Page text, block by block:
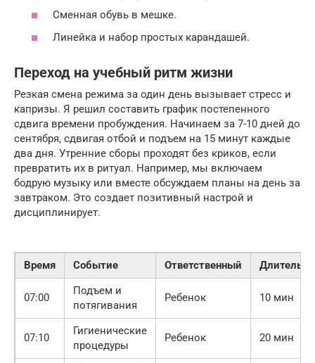
Сменная обувь в мешке.
Линейка и набор простых карандашей.
Переход на учебный ритм жизни
Резкая смена режима за один день вызывает стресс и
капризы. Я решил составить график постепенного
сдвига времени пробуждения. Начинаем за 7-10 дней до
сентября, сдвигая отбой и подъем на 15 минут каждые
два дня. Утренние сборы проходят без криков, если
превратить их в ритуал. Например, мы включаем
бодрую музыку или вместе обсуждаем планы на день за
завтраком. Это создает позитивный настрой и
дисциплинирует.
Время Событие Ответственный
07:00
Подъем и
потягивания
Ребенок 10 мин
07:10
Гигиенические
процедуры
Ребенок 20 мин